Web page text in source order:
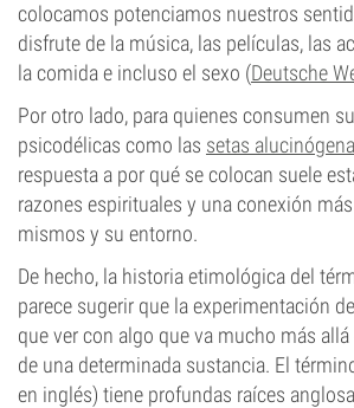
colocamos potenciamos nuestros
disfrute de la música, las películas, las
la comida e incluso el sexo (Deutsche
Por otro lado, para quienes consumen
psicodélicas como las setas
respuesta a por qué se colocan suele
razones espirituales y una conexión
mismos y su entorno.
De hecho, la historia etimológica del
parece sugerir que la experimentación
que ver con algo que va mucho más
de una determinada sustancia. El
en inglés) tiene profundas raíces